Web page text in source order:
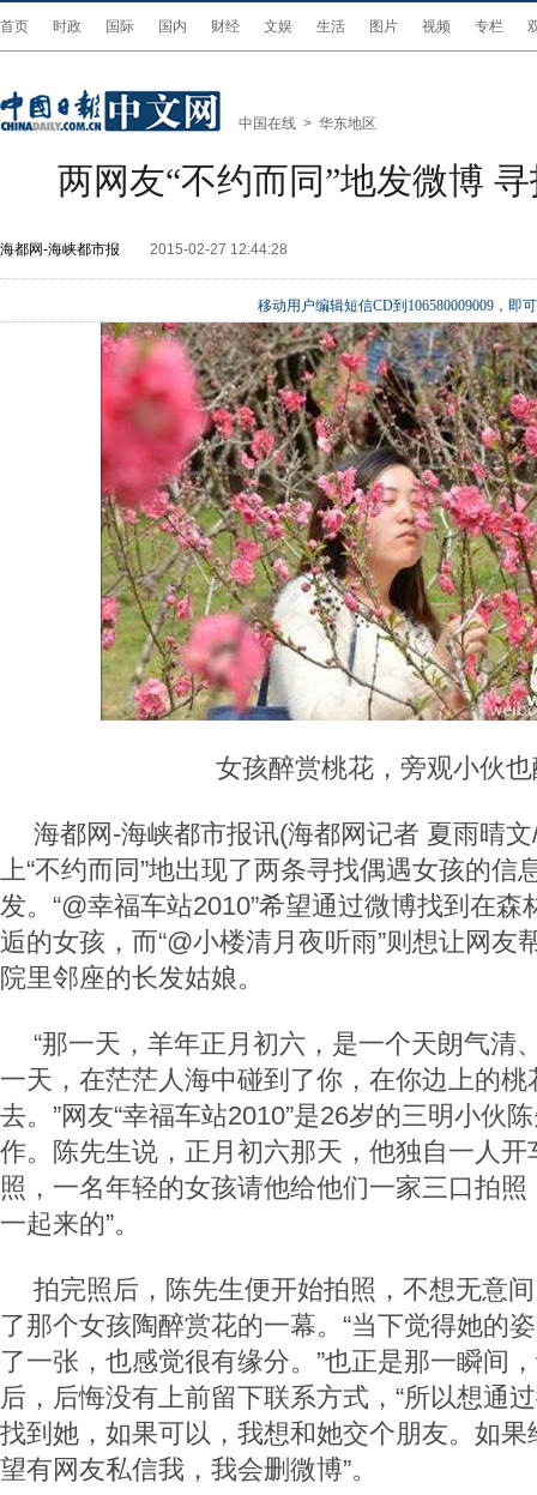
首页 时政 国际 国内 财经 文娱 生活 图片 视频 专栏
中国在线 > 华东地区
两网友“不约而同”地发微博
海都网-海峡都市报 2015-02-27 12:44:28
移动用户编辑短信CD到106580009009，即
女孩醉赏桃花，旁观小伙
海都网-海峡都市报讯(海都网记者 夏雨晴
上“不约而同”地出现了两条寻找偶遇女孩的信
发。“@幸福车站2010”希望通过微博找到在
逅的女孩，而“@小楼清月夜听雨”则想让网友
院里邻座的长发姑娘。
“那一天，羊年正月初六，是一个天朗气清
一天，在茫茫人海中碰到了你，在你边上的
去。”网友“幸福车站2010”是26岁的三明小伙
作。陈先生说，正月初六那天，他独自一人
照，一名年轻的女孩请他给他们一家三口拍照
一起来的”。
拍完照后，陈先生便开始拍照，不想无意
了那个女孩陶醉赏花的一幕。“当下觉得她的
了一张，也感觉很有缘分。”也正是那一瞬间
后，后悔没有上前留下联系方式，“所以想通
找到她，如果可以，我想和她交个朋友。如
望有网友私信我，我会删微博”。